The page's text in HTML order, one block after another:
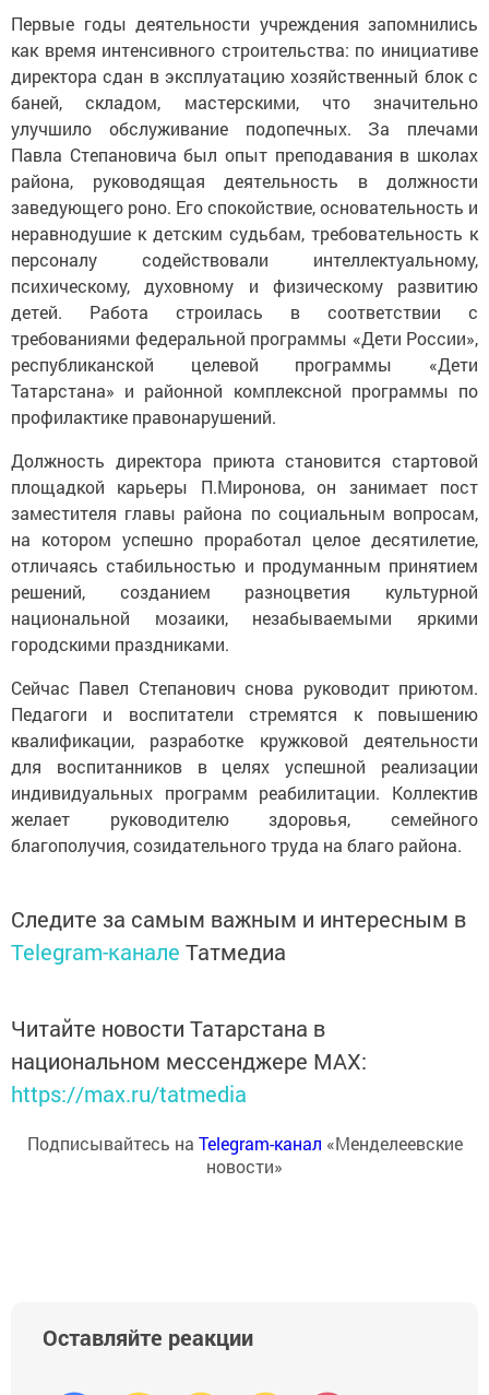
Первые годы деятельности учреждения запомнились
как время интенсивного строительства: по инициативе
директора сдан в эксплуатацию хозяйственный блок с
баней, складом, мастерскими, что значительно
улучшило обслуживание подопечных. За плечами
Павла Степановича был опыт преподавания в школах
района, руководящая деятельность в должности
заведующего роно. Его спокойствие, основательность и
неравнодушие к детским судьбам, требовательность к
персоналу содействовали интеллектуальному,
психическому, духовному и физическому развитию
детей. Работа строилась в соответствии с
требованиями федеральной программы «Дети России»,
республиканской целевой программы «Дети
Татарстана» и районной комплексной программы по
профилактике правонарушений.
Должность директора приюта становится стартовой
площадкой карьеры П.Миронова, он занимает пост
заместителя главы района по социальным вопросам,
на котором успешно проработал целое десятилетие,
отличаясь стабильностью и продуманным принятием
решений, созданием разноцветия культурной
национальной мозаики, незабываемыми яркими
городскими праздниками.
Сейчас Павел Степанович снова руководит приютом.
Педагоги и воспитатели стремятся к повышению
квалификации, разработке кружковой деятельности
для воспитанников в целях успешной реализации
индивидуальных программ реабилитации. Коллектив
желает руководителю здоровья, семейного
благополучия, созидательного труда на благо района.
Следите за самым важным и интересным в
Telegram-канале Татмедиа
Читайте новости Татарстана в
национальном мессенджере MАХ:
https://max.ru/tatmedia
Подписывайтесь на Telegram-канал «Менделеевские
новости»
Оставляйте реакции